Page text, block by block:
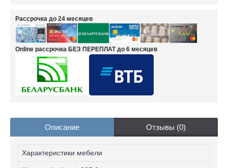
Рассрочка до 24 месяцев
Online рассрочка БЕЗ ПЕРЕПЛАТ до 6 месяцев
Описание Отзывы (0)
Характеристики мебели